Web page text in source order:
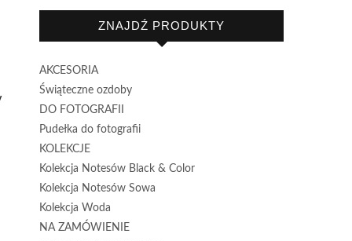
ZNAJDŹ PRODUKTY
AKCESORIA
Świąteczne ozdoby
DO FOTOGRAFII
Pudełka do fotografii
KOLEKCJE
Kolekcja Notesów Black & Color
Kolekcja Notesów Sowa
Kolekcja Woda
NA ZAMÓWIENIE